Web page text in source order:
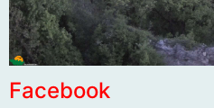
Facebook